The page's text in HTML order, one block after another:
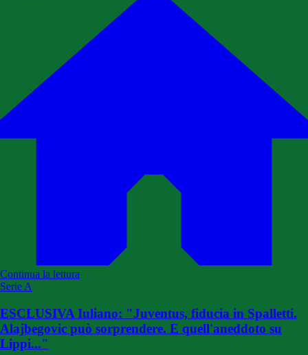
Continua la lettura
Serie A
ESCLUSIVA Iuliano: "Juventus, fiducia in Spalletti.
Alajbegovic può sorprendere. E quell'aneddoto su
Lippi..."